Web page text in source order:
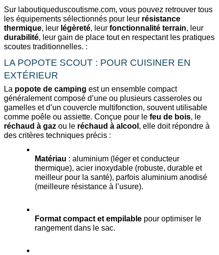
Sur laboutiqueduscoutisme.com, vous pouvez retrouver tous
les équipements sélectionnés pour leur résistance
thermique, leur légèreté, leur fonctionnalité terrain
durabilité, leur gain de place tout en respectant les pratiques
scoutes traditionnelles. :
LA POPOTE SCOUT : POUR CUISINER EN
EXTÉRIEUR
La popote de camping est un ensemble compact
généralement composé d’une ou plusieurs casseroles ou
gamelles et d’un couvercle multifonction, souvent utilisable
comme poêle ou assiette. Conçue pour le feu de bois
réchaud à gaz ou le réchaud à alcool , elle doit répondre à
des critères techniques précis :
Matériau : aluminium (léger et conducteur
thermique), acier inoxydable (robuste, durable et
meilleur pour la santé), parfois aluminium anodisé
(meilleure résistance à l’usure).
Format compact et empilable pour optimiser le
rangement dans le sac.